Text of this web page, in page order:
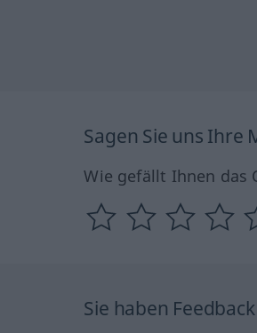
Sagen Sie uns Ihre
Wie gefällt Ihnen das
Sie haben